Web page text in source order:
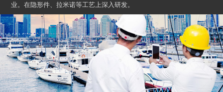
业。在隐形件、拉米诺等工艺上深入研发。